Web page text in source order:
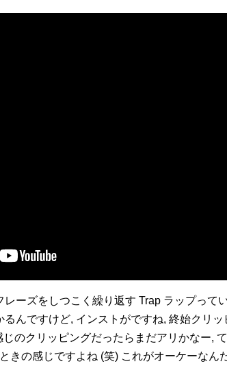
レーズをしつこく繰り返す Trap ラップって
るんですけど, インストがですね, 終始クリ
のクリッピングだったらまだアリかなー,
きの感じですよね (笑) これがオーケーなん